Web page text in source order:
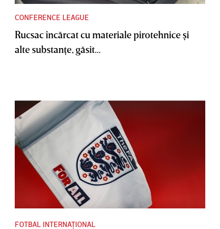
CONFERENCE LEAGUE
Rucsac încărcat cu materiale pirotehnice şi
alte substanţe, găsit...
FOTBAL INTERNAȚIONAL